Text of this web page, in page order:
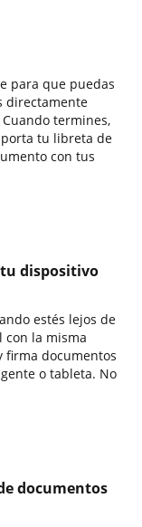
para que puedas
directamente
termines,
tu libreta de
con tus
dispositivo
estés lejos de
con la misma
firma documentos
o tableta. No
documentos